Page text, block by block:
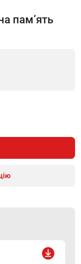
пам’ять